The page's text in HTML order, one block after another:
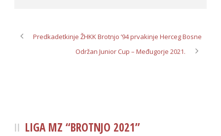
Predkadetkinje ŽHKK Brotnjo ’94 prvakinje Herceg Bosne
Održan Junior Cup – Međugorje 2021.
LIGA MZ “BROTNJO 2021”